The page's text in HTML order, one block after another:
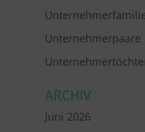
Unternehmerpaare
ARCHIV
Juni 2026